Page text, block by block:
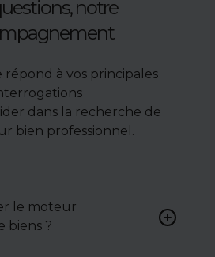
notre
à vos principales
dans la recherche de
bien professionnel.
le moteur
biens ?